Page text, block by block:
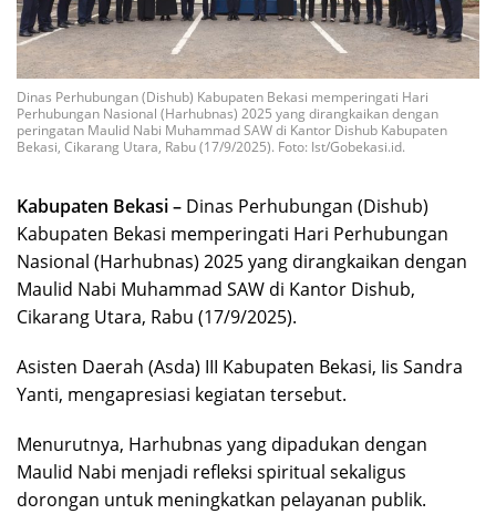
Dinas Perhubungan (Dishub) Kabupaten Bekasi memperingati Hari
Perhubungan Nasional (Harhubnas) 2025 yang dirangkaikan dengan
peringatan Maulid Nabi Muhammad SAW di Kantor Dishub Kabupaten
Bekasi, Cikarang Utara, Rabu (17/9/2025). Foto: Ist/Gobekasi.id.
Kabupaten Bekasi – Dinas Perhubungan (Dishub)
Kabupaten Bekasi memperingati Hari Perhubungan
Nasional (Harhubnas) 2025 yang dirangkaikan dengan
Maulid Nabi Muhammad SAW di Kantor Dishub,
Cikarang Utara, Rabu (17/9/2025).
Asisten Daerah (Asda) III Kabupaten Bekasi, Iis Sandra
Yanti, mengapresiasi kegiatan tersebut.
Menurutnya, Harhubnas yang dipadukan dengan
Maulid Nabi menjadi refleksi spiritual sekaligus
dorongan untuk meningkatkan pelayanan publik.